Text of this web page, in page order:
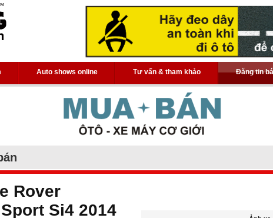
Auto shows online Tư vấn & tham khảo Đăng tin
Rover
Si4 2014